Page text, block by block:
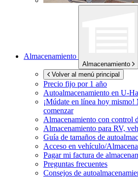
Almacenamiento
Almacenamiento
Volver al menú principal
Precio fijo por 1 año
Autoalmacenamiento en U-
¡Múdate en línea hoy mismo!
comenzar
Almacenamiento con control
Almacenamiento para RV,
Guía de tamaños de
Acceso en vehículo/
Pagar mi factura de
Preguntas frecuentes
Consejos de